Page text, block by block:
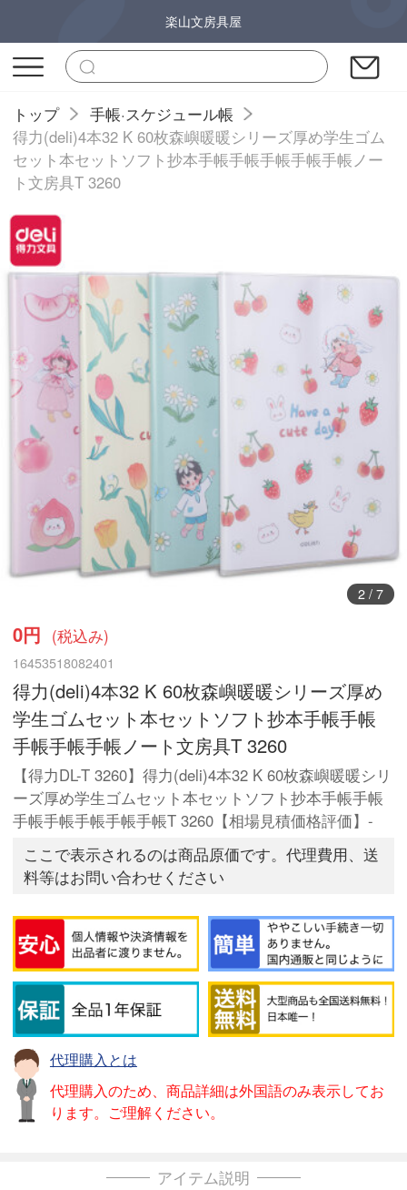
楽山文房具屋
トップ
手帳·スケジュール帳
得力(deli)4本32 K 60枚森嶼暖暖シリーズ厚め学生ゴム
セット本セットソフト抄本手帳手帳手帳手帳手帳ノー
ト文房具T 3260
3/ 7
0円 (税込み)
16453518082401
得力(deli)4本32 K 60枚森嶼暖暖シリーズ厚め
学生ゴムセット本セットソフト抄本手帳手帳
手帳手帳手帳ノート文房具T 3260
【得力DL-T 3260】得力(deli)4本32 K 60枚森嶼暖暖シリ
ーズ厚め学生ゴムセット本セットソフト抄本手帳手帳
手帳手帳手帳手帳手帳T 3260【相場見積価格評価】-
ここで表示されるのは商品原価です。代理費用、送
料等はお問い合わせください
代理購入とは
代理購入のため、商品詳細は外国語のみ表示してお
ります。ご理解ください。
アイテム説明